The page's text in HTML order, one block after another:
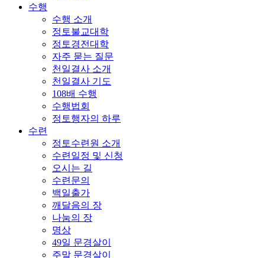
수행
수행 소개
정토불교대학
정토경전대학
자주 묻는 질문
천일결사 소개
천일결사 기도
108배 수행
수행법회
정토행자의 하루
수련
정토수련원 소개
수련일정 및 신청
오시는 길
수련문의
백일출가
깨달음의 장
나눔의 장
명상
49일 문경살이
주말 문경살이